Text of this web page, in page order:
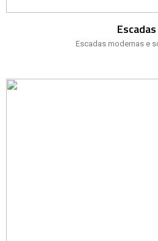
Escadas
Escadas modernas e